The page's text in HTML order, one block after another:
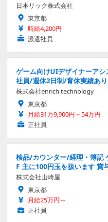
日本リック株式会社
東京都
時給4,200円
派遣社員
ゲーム向けUIデザイナーア
社員/週休2日制/育休実績あ
株式会社enrich technology
東京都
月給31万9,900円～54万円
正社員
検品/カウンター/経理・簿記
F 主に100円玉を扱います 賞
株式会社山崎屋
東京都
月給25万円～
正社員